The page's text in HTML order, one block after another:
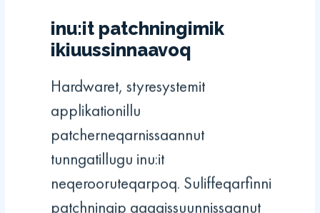
inu:it patchningimik
ikiuussinnaavoq
Hardwaret, styresystemit
applikationillu
patcherneqarnissaannut
tunngatillugu inu:it
neqerooruteqarpoq. Suliffeqarfinni
patchningip aaqqissuunnissaanut